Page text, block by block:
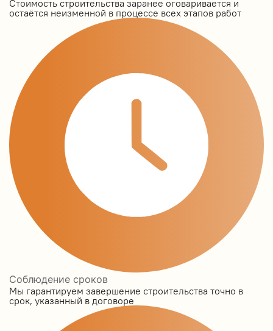
Стоимость строительства заранее оговаривается и
остаётся неизменной в процессе всех этапов работ
Соблюдение сроков
Мы гарантируем завершение строительства точно в
срок, указанный в договоре